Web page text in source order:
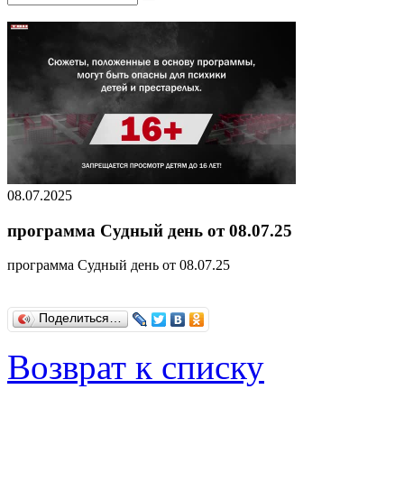
08.07.2025
программа Судный день от 08.07.25
программа Судный день от 08.07.25
Поделиться…
Возврат к списку